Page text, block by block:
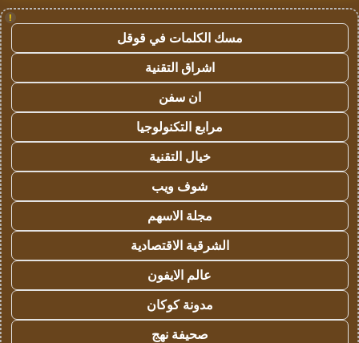
!
مسك الكلمات في قوقل
اشراق التقنية
ان سفن
مرابع التكنولوجيا
خيال التقنية
شوف ويب
مجلة الاسهم
الشرقية الاقتصادية
عالم الايفون
مدونة كوكان
صحيفة نهج